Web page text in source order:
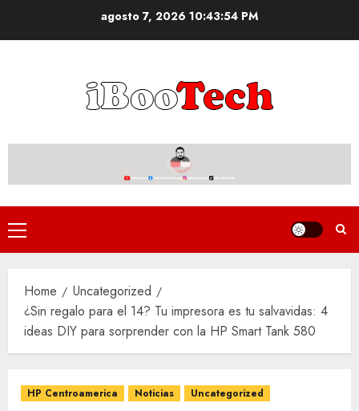
agosto 7, 2026 10:43:55 PM
Primary
Menu
Home
Uncategorized
¿Sin regalo para el 14? Tu impresora es tu salvavidas: 4
ideas DIY para sorprender con la HP Smart Tank 580
HP Centroamerica Noticias Uncategorized